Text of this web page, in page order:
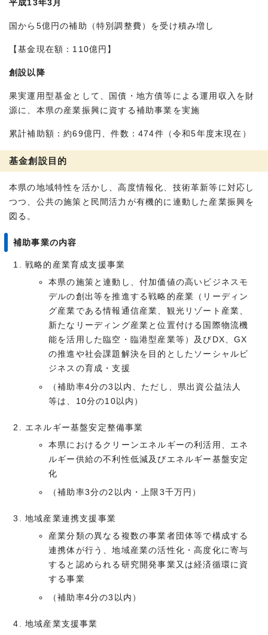
平成13年3月
国から5億円の補助（特別調整費）を受け積み増し
【基金現在額：110億円】
創設以降
果実運用型基金として、国債・地方債等による運用収入を財
源に、本県の産業振興に資する補助事業を実施
累計補助額：約69億円、件数：474件（令和5年度末現在）
基金創設目的
本県の地域特性を活かし、高度情報化、技術革新等に対応し
つつ、公共の施策と民間活力が有機的に連動した産業振興を
図る。
補助事業の内容
戦略的産業育成支援事業
本県の施策と連動し、付加価値の高いビジネスモ
デルの創出等を推進する戦略的産業（リーディン
グ産業である情報通信産業、観光リゾート産業、
新たなリーディング産業と位置付ける国際物流機
能を活用した臨空・臨港型産業等）及びDX、GX
の推進や社会課題解決を目的としたソーシャルビ
ジネスの育成・支援
（補助率4分の3以内、ただし、県出資公益法人
等は、10分の10以内）
エネルギー基盤安定整備事業
本県におけるクリーンエネルギーの利活用、エネ
ルギー供給の不利性低減及びエネルギー基盤安定
化
（補助率3分の2以内・上限3千万円）
地域産業連携支援事業
産業分類の異なる複数の事業者団体等で構成する
連携体が行う、地域産業の活性化・高度化に寄与
すると認められる研究開発事業又は経済循環に資
する事業
（補助率4分の3以内）
地域産業支援事業